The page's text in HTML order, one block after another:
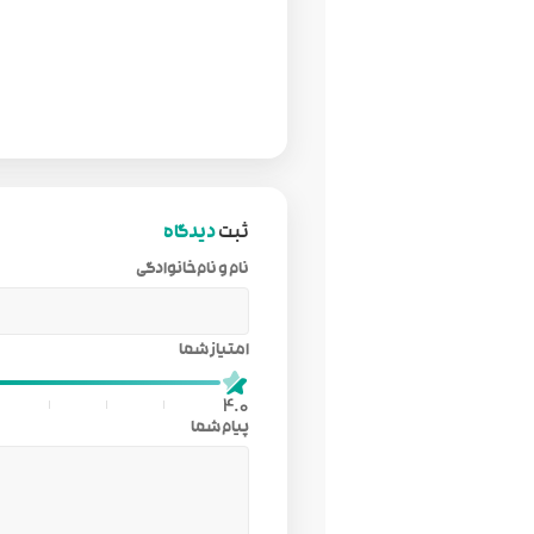
ثبتدیدگاه
امتیاز شما
4.0
پیام شما
نام و نام‌خانوادگی